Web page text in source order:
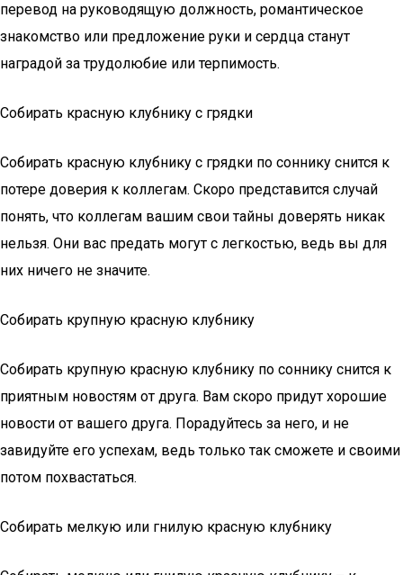
перевод на руководящую должность, романтическое
знакомство или предложение руки и сердца станут
наградой за трудолюбие или терпимость.
Собирать красную клубнику с грядки
Собирать красную клубнику с грядки по соннику снится к
потере доверия к коллегам. Скоро представится случай
понять, что коллегам вашим свои тайны доверять никак
нельзя. Они вас предать могут с легкостью, ведь вы для
них ничего не значите.
Собирать крупную красную клубнику
Собирать крупную красную клубнику по соннику снится к
приятным новостям от друга. Вам скоро придут хорошие
новости от вашего друга. Порадуйтесь за него, и не
завидуйте его успехам, ведь только так сможете и своими
потом похвастаться.
Собирать мелкую или гнилую красную клубнику